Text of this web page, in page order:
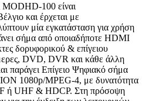
100 είναι
και έρχεται με
μία εγκατάσταση για χρήση
σήμα από οποιαδήποτε HDMI
δορυφορικού & επίγειου
DVD, DVR και κάθε άλλη
παράγει Επίγειο Ψηφιακό σήμα
1080p/MPEG-4, με δυνατότητα
ή UHF & HDCP. Στη πρόσοψη